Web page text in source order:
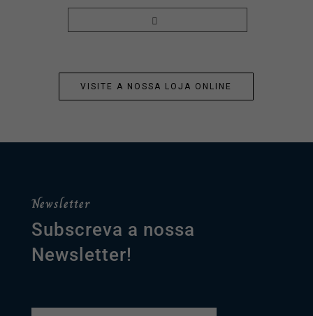
VISITE A NOSSA LOJA ONLINE
Newsletter
Subscreva a nossa
Newsletter!